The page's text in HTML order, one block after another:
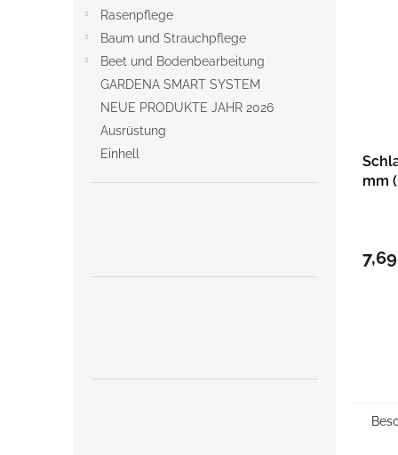
Rasenpflege
Baum und Strauchpflege
Beet und Bodenbearbeitung
GARDENA SMART SYSTEM
NEUE PRODUKTE JAHR 2026
Ausrüstung
Einhell
mm